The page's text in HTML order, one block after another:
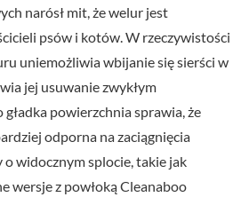
narósł mit, że welur jest
psów i kotów. W rzeczywistości
uniemożliwia wbijanie się sierści w
jej usuwanie zwykłym
powierzchnia sprawia, że
odporna na zaciągnięcia
o widocznym splocie, takie jak
wersje z powłoką Cleanaboo